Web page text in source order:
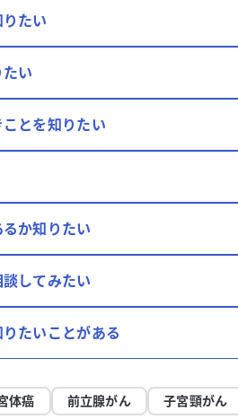
たい
い
とを知りたい
か知りたい
してみたい
たいことがある
体癌 前立腺がん
子宮頸がん